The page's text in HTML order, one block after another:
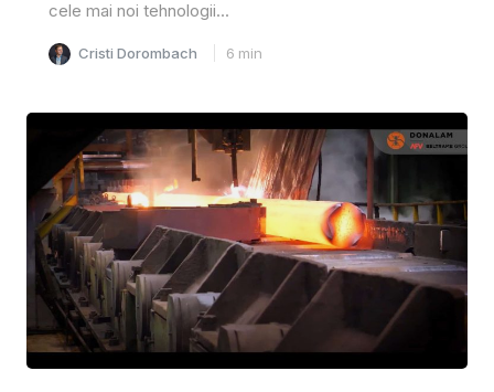
cele mai noi tehnologii...
Cristi Dorombach 6 min